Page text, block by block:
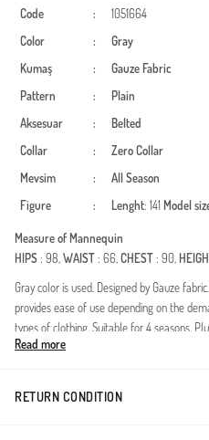
Code :
1051664
Color
:
Gray
Kumaş
:
Gauze Fabric
Pattern
:
Plain
Aksesuar
:
Belted
Collar
:
Zero Collar
Mevsim
:
All Season
Figure
: Lenght: 141 Model
Measure of Mannequin
HIPS: 98,WAIST: 66,CHEST: 90,
Gray color is used. Designed by Gauze
provides ease of use depending on the
types of clothing. Suitable for 4 seasons.
Deze speciaal ontworpen jurk combineert
van bescheiden mode. Dankzij de
stof, biedt het een elegantie die de hele
Read more
RETURN CONDITION